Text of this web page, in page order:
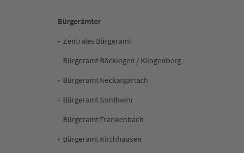
Bürgerämter
- Zentrales Bürgeramt
- Bürgeramt Böckingen / Klingenberg
- Bürgeramt Neckargartach
- Bürgeramt Sontheim
- Bürgeramt Frankenbach
- Bürgeramt Kirchhausen